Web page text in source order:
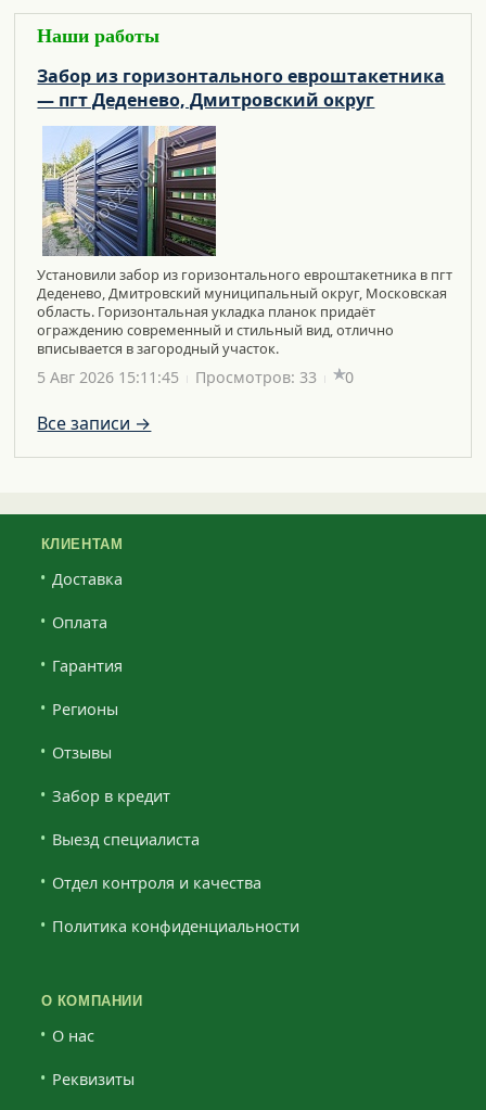
Наши работы
Забор из горизонтального евроштакетника
— пгт Деденево, Дмитровский округ
Установили забор из горизонтального евроштакетника в пгт
Деденево, Дмитровский муниципальный округ, Московская
область. Горизонтальная укладка планок придаёт
ограждению современный и стильный вид, отлично
вписывается в загородный участок.
5 Авг 2026 15:11:45 Просмотров: 33 0
Все записи →
КЛИЕНТАМ
Доставка
Оплата
Гарантия
Регионы
Отзывы
Забор в кредит
Выезд специалиста
Отдел контроля и качества
Политика конфиденциальности
О КОМПАНИИ
О нас
Реквизиты